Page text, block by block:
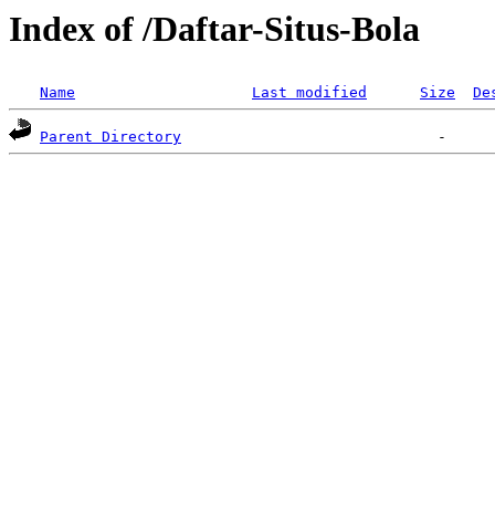
Index of /Daftar-Situs-Bola
Name Last modified Size
Parent Directory